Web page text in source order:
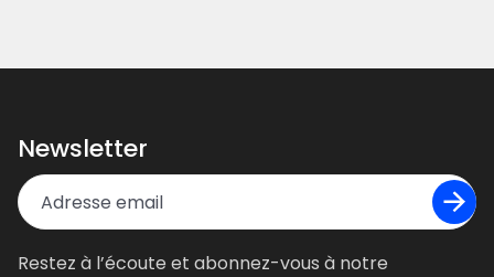
Newsletter
Restez à l’écoute et abonnez-vous à notre